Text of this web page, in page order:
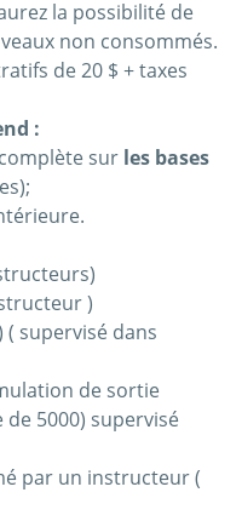
la possibilité de
non consommés.
de 20 $ + taxes
:
sur les bases
)
( supervisé dans
de sortie
de 5000) supervisé
par un instructeur (